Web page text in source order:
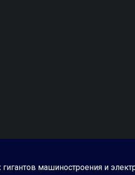
машиностроения и